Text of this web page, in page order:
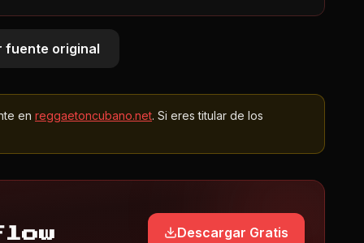
fuente original
en reggaetoncubano.net. Si eres titular de los
Descargar Gratis